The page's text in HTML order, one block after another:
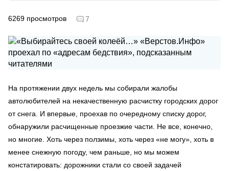
6269 просмотров 7
На протяжении двух недель мы собирали жалобы
автолюбителей на некачественную расчистку городских дорог
от снега. И впервые, проехав по очередному списку дорог,
обнаружили расчищенные проезжие части. Не все, конечно,
но многие. Хоть через ползимы, хоть через «не могу», хоть в
менее снежную погоду, чем раньше, но мы можем
констатировать: дорожники стали со своей задачей